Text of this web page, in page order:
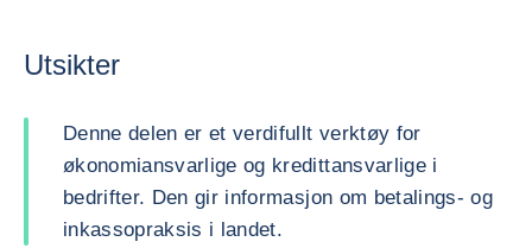
Utsikter
Denne delen er et verdifullt verktøy for
økonomiansvarlige og kredittansvarlige i
bedrifter. Den gir informasjon om betalings- og
inkassopraksis i landet.